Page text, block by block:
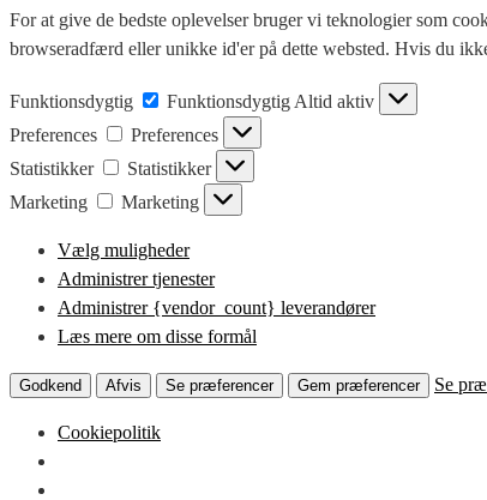
For at give de bedste oplevelser bruger vi teknologier som
browseradfærd eller unikke id'er på dette websted. Hvis du
Funktionsdygtig Funktionsdygtig Altid aktiv
Preferences
Preferences
Statistikker
Statistikker
Marketing
Marketing
Vælg muligheder
Administrer tjenester
Administrer {vendor_count} leverandører
Læs mere om disse formål
Godkend Afvis Se præferencer Gem præferencer Se
Cookiepolitik